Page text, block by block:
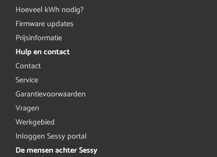
Hoeveel kWh nodig?
Firmware updates
Prijsinformatie
Hulp en contact
Contact
Service
Garantievoorwaarden
Vragen
Werkgebied
Inloggen Sessy portal
De mensen achter Sessy